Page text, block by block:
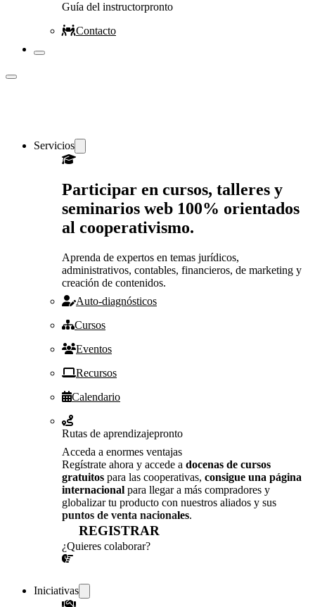
Guía del instructorpronto
Contacto
Servicios
Participar en cursos, talleres y
seminarios web 100% orientados
al cooperativismo.
Aprenda de expertos en temas jurídicos,
administrativos, contables, financieros, de marketing y
creación de contenidos.
Auto-diagnósticos
Cursos
Eventos
Recursos
Calendario
Rutas de aprendizajepronto
Acceda a enormes ventajas
Regístrate ahora y accede a docenas de cursos
gratuitos para las cooperativas, consigue una página
internacional para llegar a más compradores y
globalizar tu producto con nuestros aliados y sus
puntos de venta nacionales.
REGISTRAR
¿Quieres colaborar?
Iniciativas